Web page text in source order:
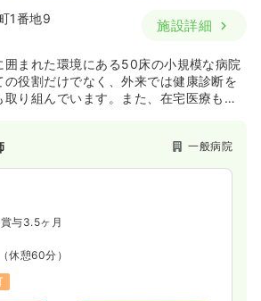
1番地9 施設詳細
囲まれた環境にある50床の小規模な病院
役割だけでなく、外来では健康診断を
り組んでいます。また、在宅医療も往
一般病院
賞与3.5ヶ月
（休憩60分）